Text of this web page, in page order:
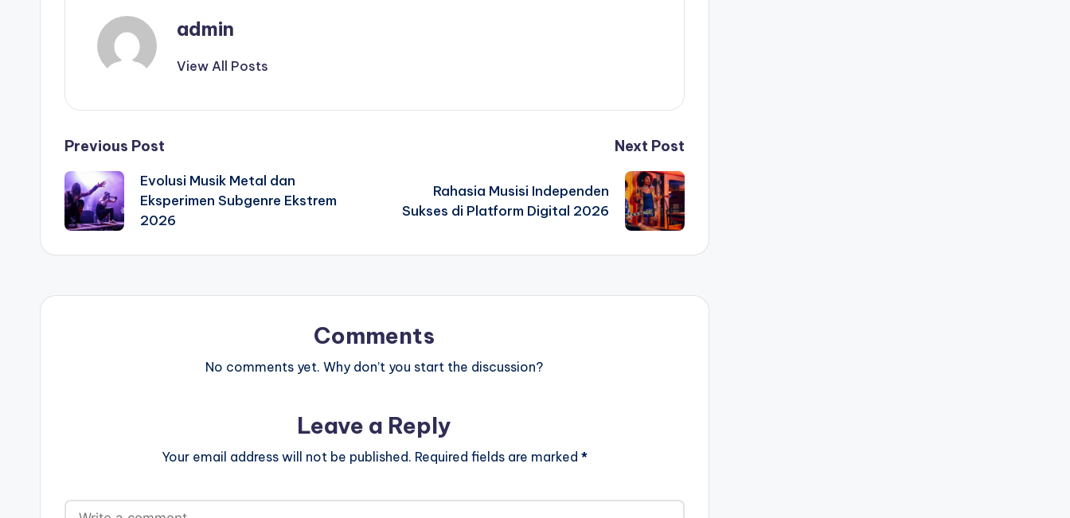
admin
View All Posts
Post
navigation
Previous Post
Evolusi Musik Metal dan
Eksperimen Subgenre Ekstrem
2026
Next Post
Rahasia Musisi Independen
Sukses di Platform Digital 2026
Comments
No comments yet. Why don’t you start the discussion?
Leave a Reply
Your email address will not be published. Required fields are marked *